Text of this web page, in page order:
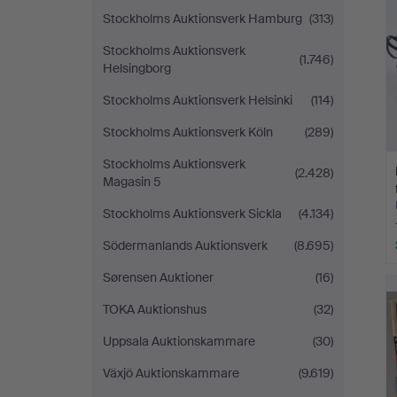
Stockholms Auktionsverk Hamburg (313)
Stockholms Auktionsverk
Helsingborg
(1.746)
Stockholms Auktionsverk Helsinki
(114)
Stockholms Auktionsverk Köln
(289)
Stockholms Auktionsverk
Magasin 5
(2.428)
Stockholms Auktionsverk Sickla
(4.134)
Södermanlands Auktionsverk
(8.695)
Sørensen Auktioner
(16)
TOKA Auktionshus
(32)
Uppsala Auktionskammare
(30)
Växjö Auktionskammare
(9.619)